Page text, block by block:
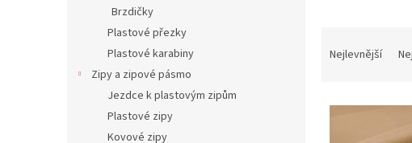
Brzdičky
Plastové přezky
Plastové karabiny
Zipy a zipové pásmo
Jezdce k plastovým zipům
Plastové zipy
Kovové zipy
n
Nejlevnější
V